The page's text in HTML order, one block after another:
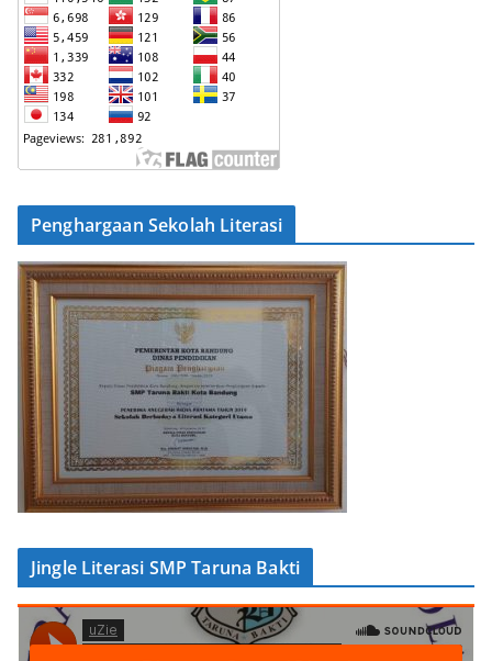
Penghargaan Sekolah Literasi
Jingle Literasi SMP Taruna Bakti